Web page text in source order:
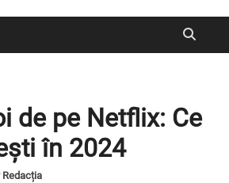
de pe Netflix: Ce
în 2024
Redacția